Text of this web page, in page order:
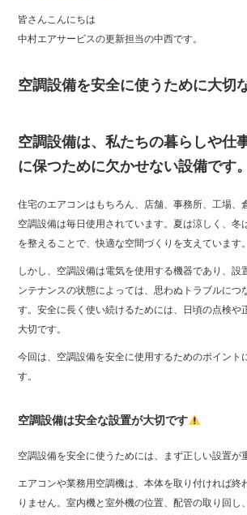
皆さんこんにちは
中村エアサービスの更新担当の中西です。
空調設備を安全に使うために大切
空調設備は、私たちの暮らしや仕
に保つために欠かせない設備です。
住宅のエアコンはもちろん、店舗、事務所、工場、
空調設備は毎日使用されています。夏は涼しく、冬
を整えることで、快適な空間づくりを支えています。
しかし、空調設備は電気を使用する機器であり、設
ンテナンスの状態によっては、思わぬトラブルにつ
す。安全に長く使い続けるためには、日頃の点検や
大切です。
今回は、空調設備を安全に使用するためのポイント
す。
空調設備は安全な設置が大切です
空調設備を安全に使うためには、まず正しい設置が
エアコンや業務用空調機は、本体を取り付ければ終
りません。室内機と室外機の位置、配管の取り回し